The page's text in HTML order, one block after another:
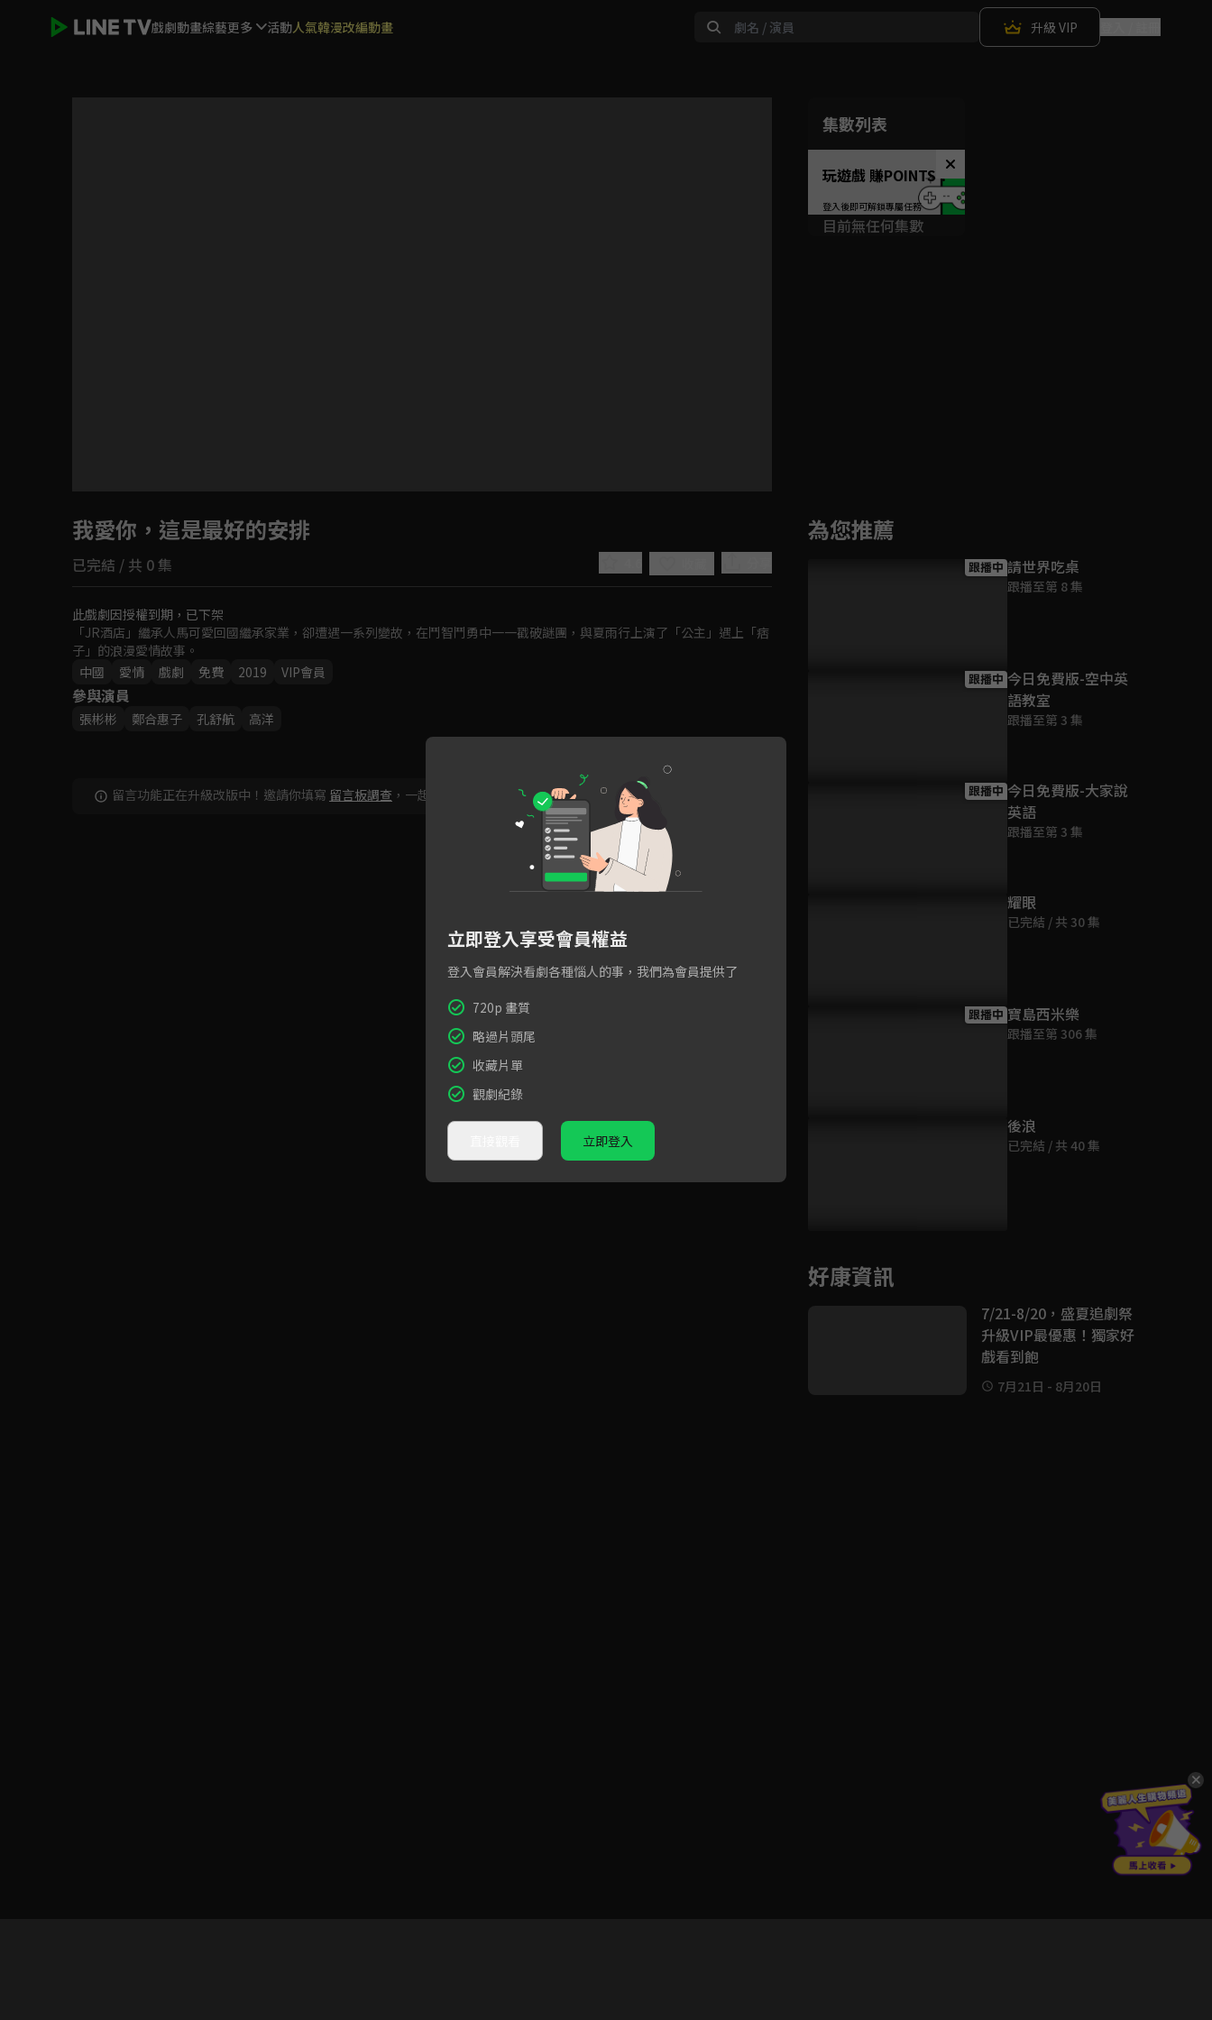
戲劇動畫綜藝更多 活動人氣韓漫改編動畫 升級 VIP
如有不便請見諒
集數列表
玩遊戲 賺POINTS！
目前無任何集數
我愛你，這是最好的安排
已完結 / 共 0 集
此戲劇因授權到期，已下架
「JR酒店」繼承人馬可愛回國繼承家業，卻遭遇一系列變故，在鬥智鬥勇中一一戳破謎團，與夏雨行上演了「公主」遇上「痞
子」的浪漫愛情故事。
中國
愛情 戲劇 免費 2019 VIP會員
參與演員
張彬彬 鄭合惠子 孔舒航 高洋
留言功能正在升級改版中！邀請你填寫 留言板調查 ，一起共創新版留言功能！
為您推薦
跟播中 請世界吃桌
跟播至第 8 集
跟播中 今日免費版-空中英
語教室
跟播至第 3 集
跟播中 今日免費版-大家說
英語
跟播至第 3 集
耀眼
已完結 / 共 30 集
跟播中 寶島西米樂
跟播至第 306 集
後浪
已完結 / 共 40 集
好康資訊
7/21-8/20，盛夏追劇祭
升級VIP最優惠！獨家好
戲看到飽
7月21日 - 8月20日
立即登入享受會員權益
登入會員解決看劇各種惱人的事，我們為會員提供了
720p 畫質
略過片頭尾
收藏片單
觀劇紀錄
立即登入